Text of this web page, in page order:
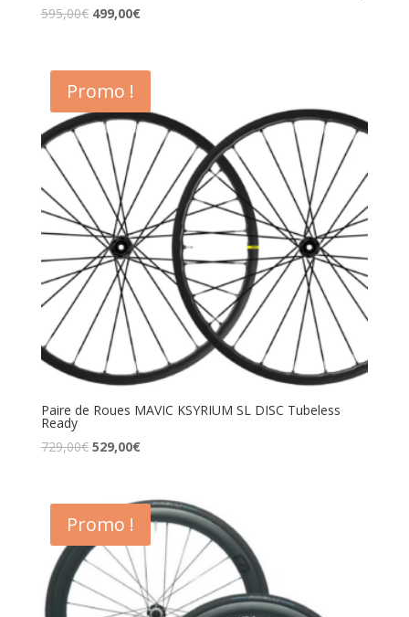
595,00€ 499,00€
Promo !
Paire de Roues MAVIC KSYRIUM SL DISC Tubeless
Ready
729,00€ 529,00€
Promo !